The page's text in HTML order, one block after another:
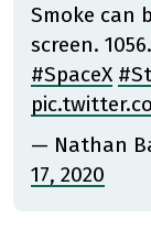
Smoke can
screen.
#SpaceX
— Nathan
17, 2020